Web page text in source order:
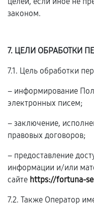
законом.
7. ЦЕЛИ ОБРАБОТКИ
7.1. Цель обработки
– информирование
электронных писем;
– заключение,
правовых договоров;
– предоставление
информации и/или
сайте https://fortuna-
7.2. Также Оператор